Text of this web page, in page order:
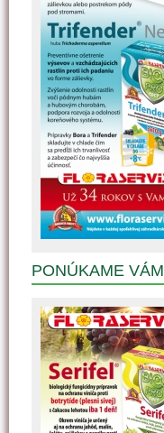
PONÚKAME VÁM